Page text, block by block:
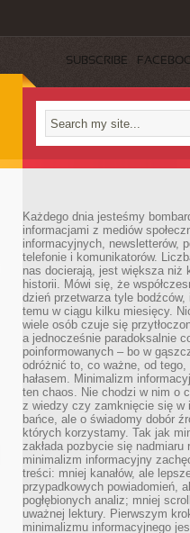
SUBSCRIBE
Każdego dnia jesteśmy
informacjami z mediów
informacyjnych, newsletterów,
telefonie i komunikatorów.
nas docierają, jest większa niż
historii. Mówi się, że
dzień przetwarza tyle
temu w ciągu kilku miesięcy.
wiele osób czuje się
a jednocześnie paradoksalnie
poinformowanych – bo w
odróżnić to, co ważne, od
hałasem. Minimalizm
ten chaos. Nie chodzi w nim o
z wiedzy czy zamknięcie się w
bańce, ale o świadomy dobór
których korzystamy. Tak jak
zakłada pozbycie się nadmiaru
minimalizm informacyjny
treści: mniej kanałów, ale
przypadkowych powiadomień,
pogłębionych analiz; mniej
uważnej lektury. Pierwszym
minimalizmu informacyjnego